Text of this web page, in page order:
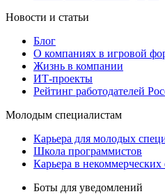
Новости и статьи
Блог
О компаниях в игровой
Жизнь в компании
ИТ-проекты
Рейтинг работодателей
Молодым специалистам
Карьера для молодых
Школа программистов
Карьера в некоммерческих
Боты для уведомлений